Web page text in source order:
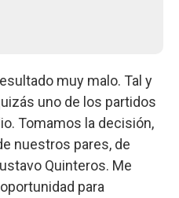
muy malo. Tal y
uno de los partidos
Tomamos la decisión,
nuestros pares, de
Quinteros. Me
para